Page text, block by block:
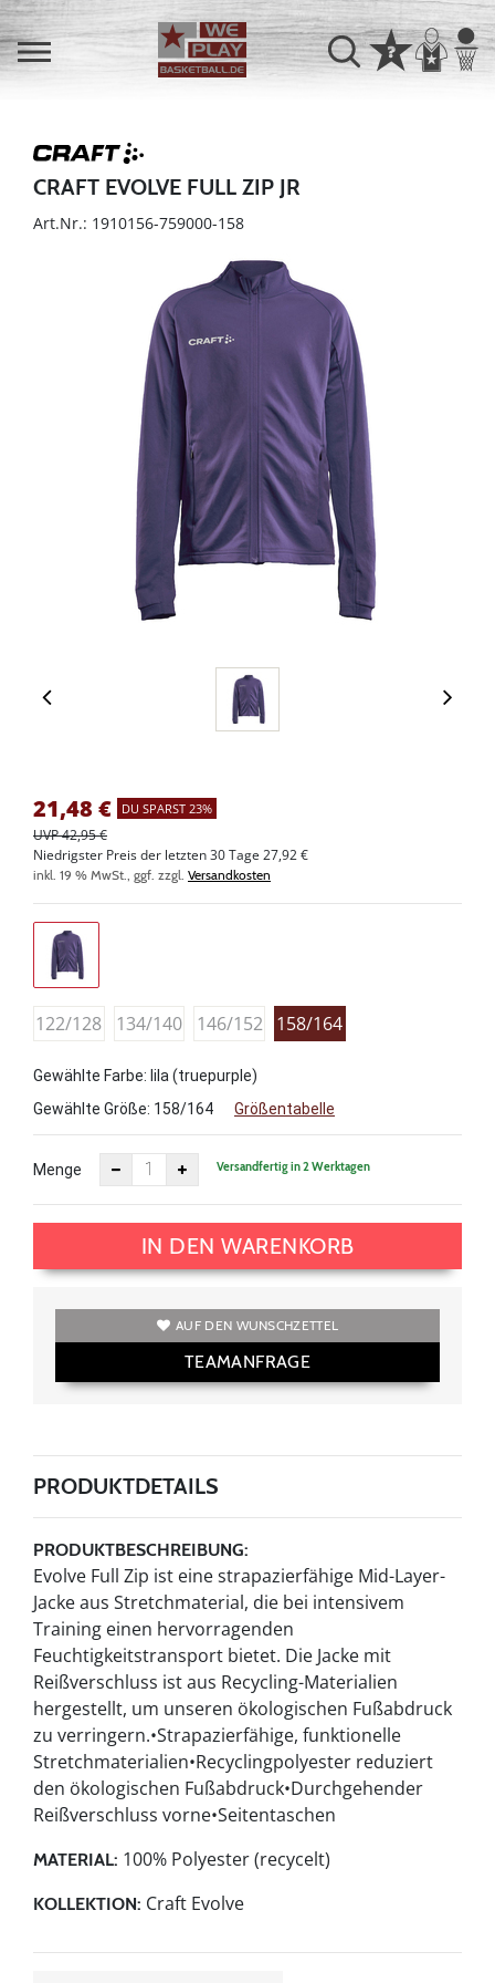
CRAFT EVOLVE FULL ZIP JR
Art.Nr.: 1910156-759000-158
21,48 € DU SPARST 23%
UVP 42,95 €
Niedrigster Preis der letzten 30 Tage 27,92 €
inkl. 19 % MwSt., ggf. zzgl. Versandkosten
122/128 134/140 146/152 158/164
Gewählte Farbe: lila (truepurple)
Gewählte Größe: 158/164 Größentabelle
Menge Versandfertig in 2 Werktagen
IN DEN WARENKORB
AUF DEN WUNSCHZETTEL
TEAMANFRAGE
PRODUKTDETAILS
PRODUKTBESCHREIBUNG:
Evolve Full Zip ist eine strapazierfähige Mid-Layer-
Jacke aus Stretchmaterial, die bei intensivem
Training einen hervorragenden
Feuchtigkeitstransport bietet. Die Jacke mit
Reißverschluss ist aus Recycling-Materialien
hergestellt, um unseren ökologischen Fußabdruck
zu verringern.•Strapazierfähige, funktionelle
Stretchmaterialien•Recyclingpolyester reduziert
den ökologischen Fußabdruck•Durchgehender
Reißverschluss vorne•Seitentaschen
MATERIAL: 100% Polyester (recycelt)
KOLLEKTION: Craft Evolve